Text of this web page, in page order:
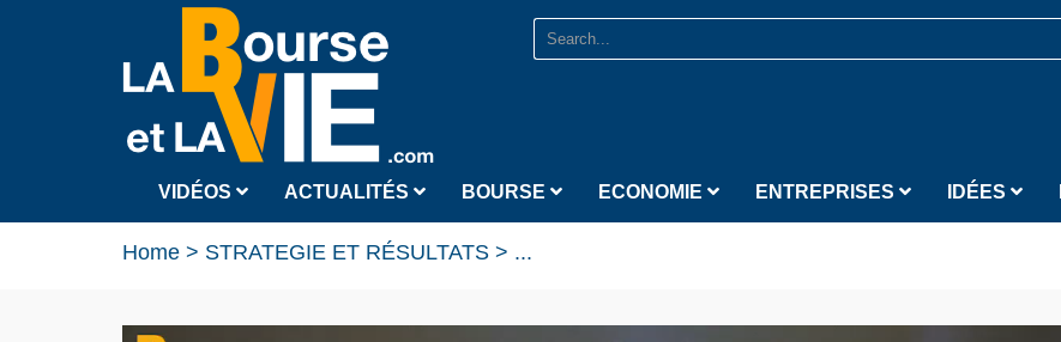
VIDÉOS ACTUALITÉS BOURSE ECONOMIE ENTREPRISES IDÉES
Home > STRATEGIE ET RÉSULTATS > ...
Lecteur vidéo